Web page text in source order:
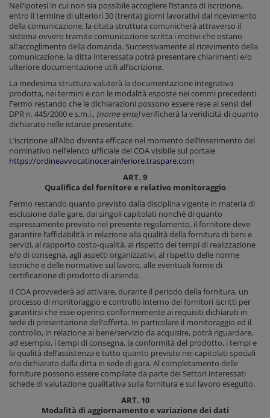
Nell’ipotesi in cui non sia possibile accogliere l’istanza di iscrizione,
entro il termine di ulteriori 30 (trenta) giorni lavorativi dal ricevimento
della comunicazione, la citata struttura comunicherà attraverso il
sistema ovvero tramite comunicazione scritta i motivi che ostano
all’accoglimento della domanda. Successivamente al ricevimento della
comunicazione, la ditta interessata potrà presentare chiarimenti e/o
ulteriore documentazione utili all’iscrizione.
La medesima struttura valuterà la documentazione integrativa
prodotta, nei termini e con le modalità esposte nei commi precedenti.
Fermo restando che le dichiarazioni possono essere rese ai sensi del
DPR n. 445/2000 e s.m.i., (nome ente)verificherà la veridicità di quanto
dichiarato nelle istanze presentate.
L’iscrizione all’Albo diventa efficace nel momento dell’inserimento del
nominativo nell’elenco ufficiale del COA visibile sul portale
https://ordineavvocatinocerainferiore.traspare.com
ART. 9
Qualifica del fornitore e relativo monitoraggio
Fermo restando quanto previsto dalla disciplina vigente in materia di
esclusione dalle gare, dai singoli capitolati nonché di quanto
espressamente previsto nel presente regolamento, il fornitore deve
garantire l’affidabilità in relazione alla qualità della fornitura di beni e
servizi, al rapporto costo-qualità, al rispetto dei tempi di realizzazione
e/o di consegna, agli aspetti organizzativi, al rispetto delle norme
tecniche e delle normative sul lavoro, alle eventuali forme di
certificazione di prodotto di azienda.
Il COA provvederà ad attivare, durante il periodo della fornitura, un
processo di monitoraggio e controllo interno dei fornitori iscritti per
garantirsi che esse operino conformemente ai requisiti dichiarati in
sede di presentazione dell’offerta. In particolare il monitoraggio ed il
controllo, in relazione al bene/servizio da acquisire, potrà riguardare,
ad esempio, i tempi di consegna, la conformità del prodotto, i tempi e
la qualità dell’assistenza e tutto quanto previsto nei capitolati speciali
e/o dichiarato dalla ditta in sede di gara. Al completamento delle
forniture possono essere compilate da parte dei Settori interessati
schede di valutazione qualitativa sulla fornitura e sul lavoro eseguito.
ART. 10
Modalità di aggiornamento e variazione dei dati